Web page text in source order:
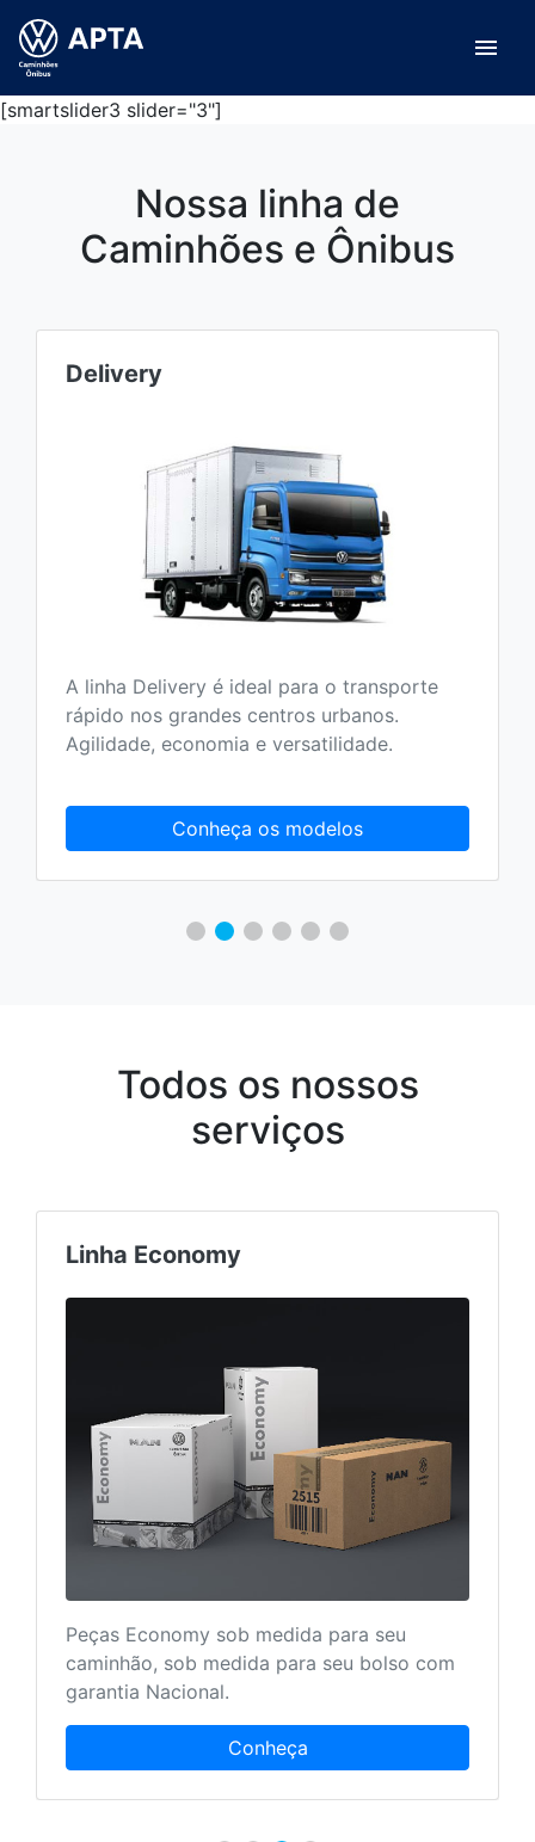
menu
[smartslider3 slider="3"]
Nossa linha de
Caminhões e Ônibus
Delivery
A linha Delivery é ideal para o transporte
rápido nos grandes centros urbanos.
Agilidade, economia e versatilidade.
Conheça os modelos
Todos os nossos
serviços
Linha Economy
Peças Economy sob medida para seu
caminhão, sob medida para seu bolso com
garantia Nacional.
Conheça